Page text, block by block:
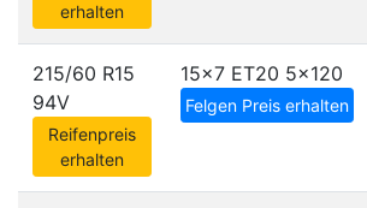
erhalten
215/60 R15
94V
Reifenpreis
erhalten
15x7 ET20 5x120
Felgen Preis erhalten